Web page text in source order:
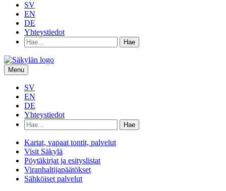
SV
EN
DE
Yhteystiedot
Hae
hakusanalla:
Menu
SV
EN
DE
Yhteystiedot
Hae
hakusanalla:
Kartat, vapaat tontit, palvelut
Visit Säkylä
Pöytäkirjat ja esityslistat
Viranhaltijapäätökset
Sähköiset palvelut